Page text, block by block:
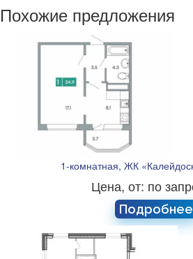
Похожие предложения
1-комнатная, ЖК
Цена, от: по
Подробнее